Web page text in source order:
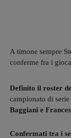
A timone sempre
conferme fra i
Definito il roster
campionato di
Baggiani e
Confermati tra i